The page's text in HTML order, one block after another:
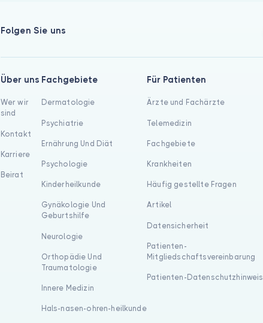
Folgen Sie uns
Über uns
Wer wir
sind
Kontakt
Karriere
Beirat
Fachgebiete
Dermatologie
Psychiatrie
Ernährung Und Diät
Psychologie
Kinderheilkunde
Gynäkologie Und
Geburtshilfe
Neurologie
Orthopädie Und
Traumatologie
Innere Medizin
Hals-nasen-ohren-heilkunde
Für Patienten
Ärzte und Fachärzte
Telemedizin
Fachgebiete
Krankheiten
Häufig gestellte Fragen
Artikel
Datensicherheit
Patienten-
Mitgliedschaftsvereinbarung
Patienten-Datenschutzhinweis